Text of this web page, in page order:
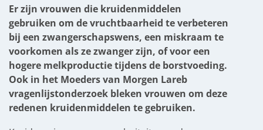
Er zijn vrouwen die kruidenmiddelen
gebruiken om de vruchtbaarheid te verbeteren
bij een zwangerschapswens, een miskraam te
voorkomen als ze zwanger zijn, of voor een
hogere melkproductie tijdens de borstvoeding.
Ook in het Moeders van Morgen Lareb
vragenlijstonderzoek bleken vrouwen om deze
redenen kruidenmiddelen te gebruiken.